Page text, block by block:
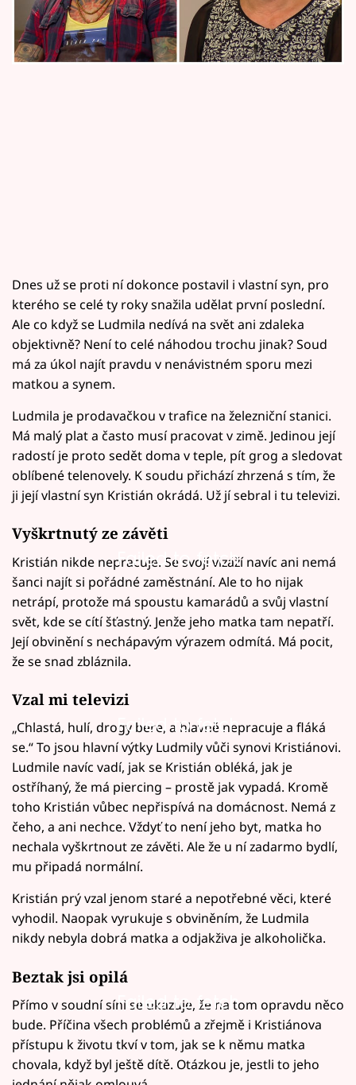
Sledujte prima+
Dnes už se proti ní dokonce postavil i vlastní syn, pro
kterého se celé ty roky snažila udělat první poslední.
Ale co když se Ludmila nedívá na svět ani zdaleka
objektivně? Není to celé náhodou trochu jinak? Soud
má za úkol najít pravdu v nenávistném sporu mezi
matkou a synem.
Ludmila je prodavačkou v trafice na železniční stanici.
Má malý plat a často musí pracovat v zimě. Jedinou její
radostí je proto sedět doma v teple, pít grog a sledovat
oblíbené telenovely. K soudu přichází zhrzená s tím, že
ji její vlastní syn Kristián okrádá. Už jí sebral i tu televizi.
Vyškrtnutý ze závěti
Failed to fetch
Kristián nikde nepracuje. Se svojí vizáží navíc ani nemá
šanci najít si pořádné zaměstnání. Ale to ho nijak
netrápí, protože má spoustu kamarádů a svůj vlastní
svět, kde se cítí šťastný. Jenže jeho matka tam nepatří.
Její obvinění s nechápavým výrazem odmítá. Má pocit,
že se snad zbláznila.
Vzal mi televizi
Failed to fetch
„Chlastá, hulí, drogy bere, a hlavně nepracuje a fláká
se.“ To jsou hlavní výtky Ludmily vůči synovi Kristiánovi.
Ludmile navíc vadí, jak se Kristián obléká, jak je
ostříhaný, že má piercing – prostě jak vypadá. Kromě
toho Kristián vůbec nepřispívá na domácnost. Nemá z
čeho, a ani nechce. Vždyť to není jeho byt, matka ho
nechala vyškrtnout ze závěti. Ale že u ní zadarmo bydlí,
mu připadá normální.
Kristián prý vzal jenom staré a nepotřebné věci, které
vyhodil. Naopak vyrukuje s obviněním, že Ludmila
nikdy nebyla dobrá matka a odjakživa je alkoholička.
Beztak jsi opilá
Failed to fetch
Přímo v soudní síni se ukazuje, že na tom opravdu něco
bude. Příčina všech problémů a zřejmě i Kristiánova
přístupu k životu tkví v tom, jak se k němu matka
chovala, když byl ještě dítě. Otázkou je, jestli to jeho